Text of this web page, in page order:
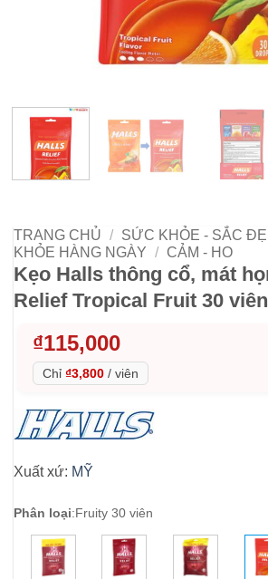
TRANG CHỦ / SỨC KHỎE - SẮC
KHỎE HÀNG NGÀY / CẢM - HO
Kẹo Halls thông cổ, mát
Relief Tropical Fruit 30 viên
₫115,000
Chỉ ₫3,800 / viên
Xuất xứ: MỸ
Phân loại:Fruity 30 viên